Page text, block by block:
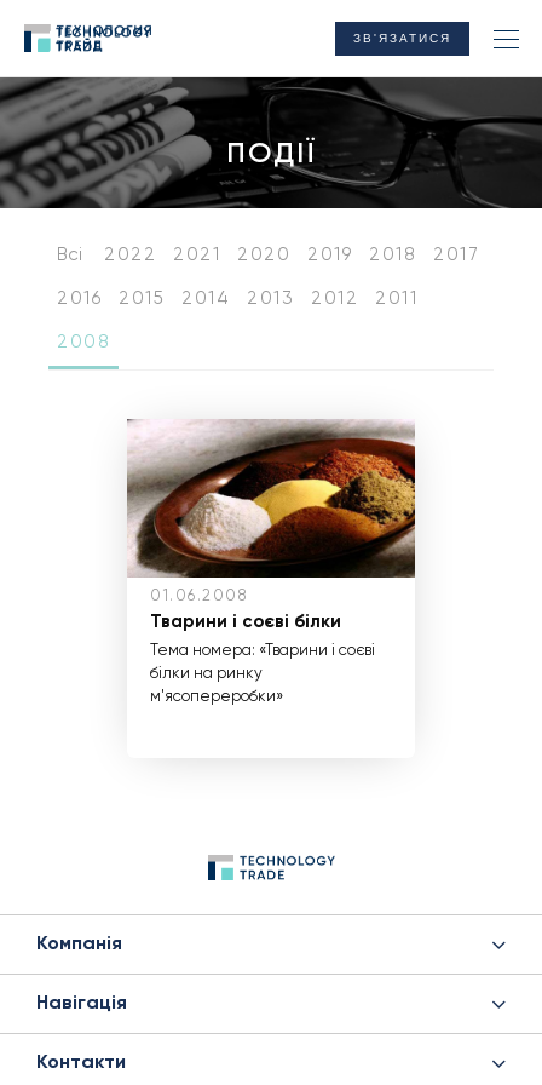
ЗВ'ЯЗАТИСЯ
ПОДІЇ
Всі 2022 2021 2020 2019 2018 2017
2016 2015 2014 2013 2012 2011
2008
01.06.2008
Тварини і соєві білки
Тема номера: «Тварини і соєві
білки на ринку
м'ясопереробки»
Компанія
Навігація
Контакти